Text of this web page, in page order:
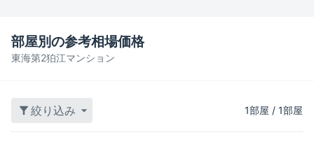
東海第2狛江マンション
部屋別の参考相場価格
絞り込み 1部屋 / 1部屋